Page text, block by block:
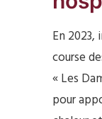
En
course
« Les
pour